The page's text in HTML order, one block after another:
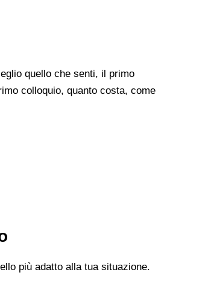
quello che senti, il primo
colloquio, quanto costa, come
più adatto alla tua situazione.